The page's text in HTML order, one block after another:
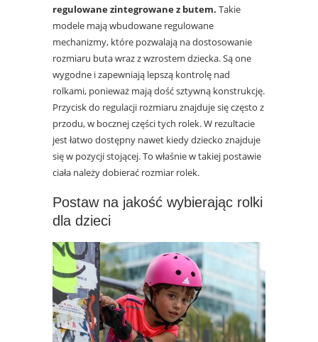
regulowane zintegrowane z butem. Takie
modele mają wbudowane regulowane
mechanizmy, które pozwalają na dostosowanie
rozmiaru buta wraz z wzrostem dziecka. Są one
wygodne i zapewniają lepszą kontrolę nad
rolkami, ponieważ mają dość sztywną konstrukcję.
Przycisk do regulacji rozmiaru znajduje się często z
przodu, w bocznej części tych rolek. W rezultacie
jest łatwo dostępny nawet kiedy dziecko znajduje
się w pozycji stojącej. To właśnie w takiej postawie
ciała należy dobierać rozmiar rolek.
Postaw na jakość wybierając rolki
dla dzieci